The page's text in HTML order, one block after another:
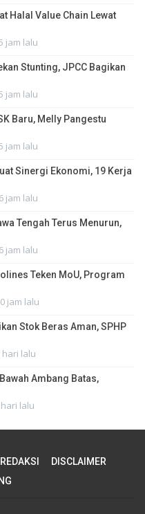
Halal Value Chain Lewat
jam lalu
Stunting, JPCC Bagikan
jam lalu
Baru, Melly Pangestu
jam lalu
Sinergi Ekonomi, 19 Kerja
jam lalu
Tengah Terus Menurun,
jam lalu
Teken MoU, Program
jam lalu
Stok Beras Aman, SPHP
hari lalu
Ambang Batas,
lalu
REDAKSI
DISCLAIMER